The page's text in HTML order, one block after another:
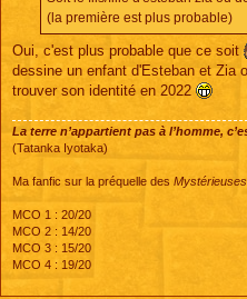
(la première est plus probable)
Oui, c'est plus probable que ce soit
dessine un enfant d'Esteban et Zia
trouver son identité en 2022
La terre n’appartient pas à l’homme,
(Tatanka Iyotaka)
Ma fanfic sur la préquelle des
MCO 1 : 20/20
MCO 2 : 14/20
MCO 3 : 15/20
MCO 4 : 19/20